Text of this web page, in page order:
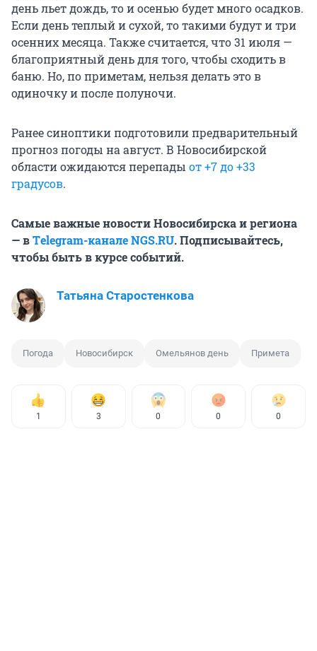
день льет дождь, то и осенью будет много осадков.
Если день теплый и сухой, то такими будут и три
осенних месяца. Также считается, что 31 июля —
благоприятный день для того, чтобы сходить в
баню. Но, по приметам, нельзя делать это в
одиночку и после полуночи.
Ранее синоптики подготовили предварительный
прогноз погоды на август. В Новосибирской
области ожидаются перепады от +7 до +33
градусов.
Самые важные новости Новосибирска и региона
— вТelegram-канале NGS.RU. Подписывайтесь,
чтобы быть в курсе событий.
Татьяна Старостенкова
Погода Новосибирск Омельянов день Примета
1 3 0 0 0